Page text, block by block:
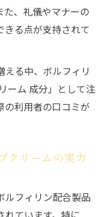
た、礼儀やマナーの
る点が支持されて
える中、ボルフィリ
ーム 成分」として注
の利用者の口コミが
クリームの実力
ルフィリン配合製品